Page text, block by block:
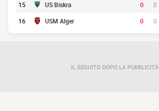
15 US Biskra 0
0
16
USM Alger 0 0
IL SEGUITO DOPO LA PUBBLICITÀ